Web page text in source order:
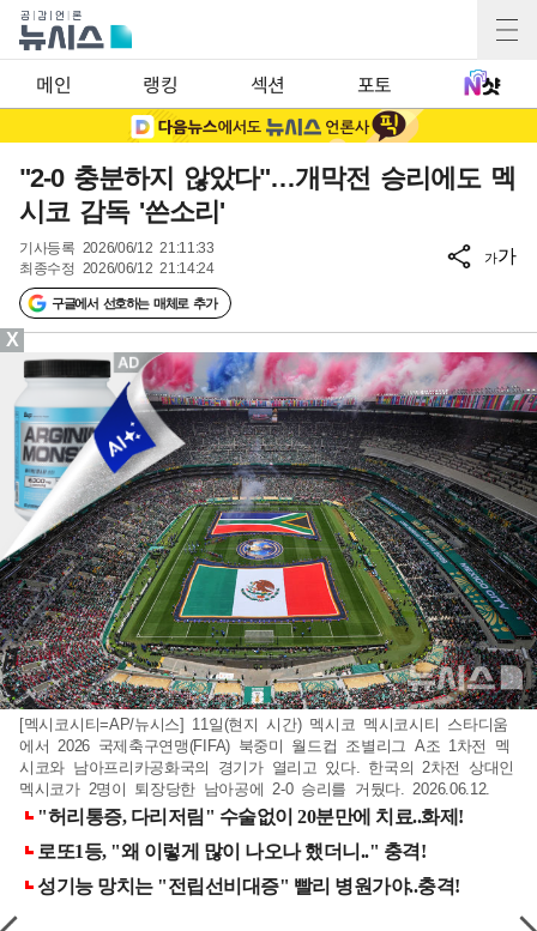
메인 랭킹 섹션 포토
"2-0 충분하지 않았다"…개막전 승리에도 멕
시코 감독 '쓴소리'
기사등록 2026/06/12 21:11:33
최종수정 2026/06/12 21:14:24
구글에서 선호하는 매체로 추가
가가
[멕시코시티=AP/뉴시스] 11일(현지 시간) 멕시코 멕시코시티 스타디움
에서 2026 국제축구연맹(FIFA) 북중미 월드컵 조별리그 A조 1차전 멕
시코와 남아프리카공화국의 경기가 열리고 있다. 한국의 2차전 상대인
멕시코가 2명이 퇴장당한 남아공에 2-0 승리를 거뒀다. 2026.06.12.
X